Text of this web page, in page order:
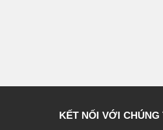
KẾT NỐI VỚI CHÚNG